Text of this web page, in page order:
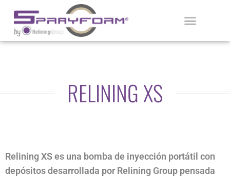
contenido
RELINING XS
Relining XS es una bomba de inyección portátil con
depósitos desarrollada por Relining Group pensada